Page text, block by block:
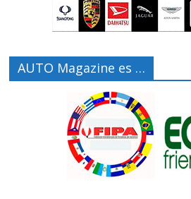
AUTO Magazine es …